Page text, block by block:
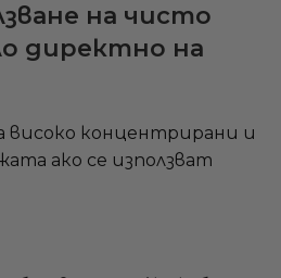
на чисто
директно на
високо концентрирани и
ако се използват